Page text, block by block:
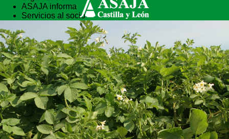
ASAJA informa
Servicios al socio
Formación